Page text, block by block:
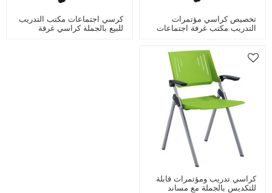
تخصيص كراسي مؤتمرات
التدريب مكتب غرفة اجتماعات
كرسي اجتماعات مكتب التدريب
للبيع بالجملة كراسي غرفة
كراسي تدريب ومؤتمرات قابلة
للتكديس بالجملة مع مساند